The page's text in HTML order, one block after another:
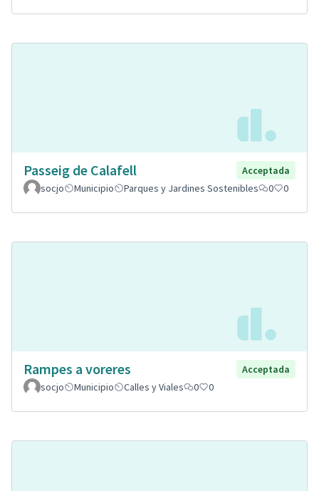
Passeig de Calafell
Acceptada
socjo
Municipio Parques y Jardines Sostenibles 0 0
Rampes a voreres
Acceptada
socjo
Municipio Calles y Viales 0 0